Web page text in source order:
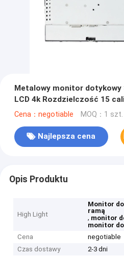
Metalowy monitor dotykowy
LCD 4k Rozdzielczość 15
Cena：negotiable MOQ：1 szt.
Najlepsza cena
Opis Produktu
High Light
Monitor
ramą
, monitor
monitor
Cena
negotiable
Czas dostawy
2-3 dni